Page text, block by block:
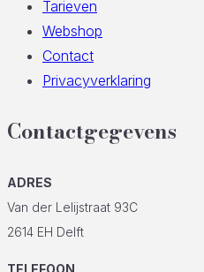
Tarieven
Webshop
Contact
Privacyverklaring
Contactgegevens
ADRES
Van der Lelijstraat 93C
2614 EH Delft